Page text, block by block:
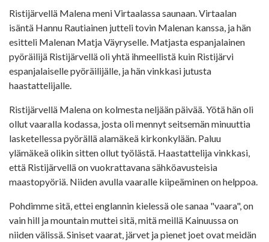
Ristijärvellä Malena meni Virtaalassa saunaan. Virtaalan
isäntä Hannu Rautiainen jutteli tovin Malenan kanssa, ja hän
esitteli Malenan Matja Väyryselle. Matjasta espanjalainen
pyöräilijä Ristijärvellä oli yhtä ihmeellistä kuin Ristijärvi
espanjalaiselle pyöräilijälle, ja hän vinkkasi jutusta
haastattelijalle.
Ristijärvellä Malena on kolmesta neljään päivää. Yötä hän oli
ollut vaaralla kodassa, josta oli mennyt seitsemän minuuttia
lasketellessa pyörällä alamäkeä kirkonkylään. Paluu
ylämäkeä olikin sitten ollut työlästä. Haastattelija vinkkasi,
että Ristijärvellä on vuokrattavana sähköavusteisia
maastopyöriä. Niiden avulla vaaralle kiipeäminen on helppoa.
Pohdimme sitä, ettei englannin kielessä ole sanaa "vaara", on
vain hill ja mountain muttei sitä, mitä meillä Kainuussa on
niiden välissä. Siniset vaarat, järvet ja pienet joet ovat meidän